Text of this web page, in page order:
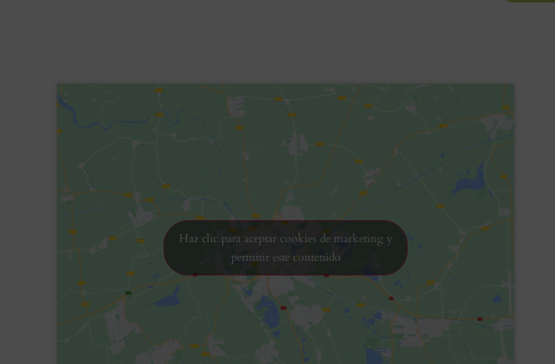
Haz clic para aceptar cookies de marketing y
permitir este contenido